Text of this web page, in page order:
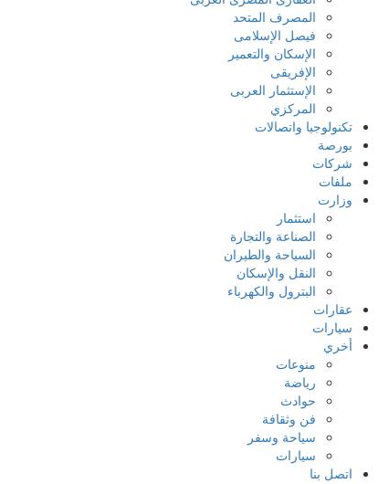
المصرف المتحد
فيصل الإسلامى
الإسكان والتعمير
الإفريقى
الإستثمار العربى
المركزي
تكنولوجيا واتصالات
بورصة
شركات
ملفات
وزارت
استثمار
الصناعة والتجارة
السياحة والطيران
النقل والإسكان
البترول والكهرباء
عقارات
سيارات
أخري
منوعات
رياضة
حوادث
فن وثقافة
سياحة وسفر
سيارات
اتصل بنا